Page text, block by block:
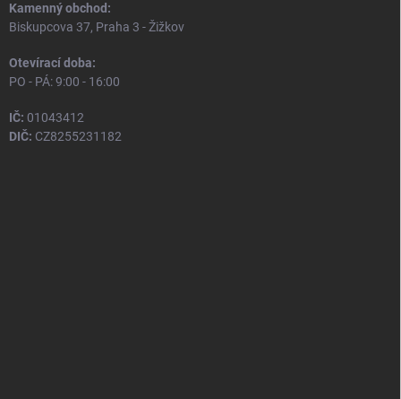
Kamenný obchod:
Biskupcova 37, Praha 3 - Žižkov
Otevírací doba:
PO - PÁ: 9:00 - 16:00
IČ: 01043412
DIČ: CZ8255231182